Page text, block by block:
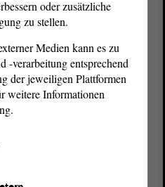
in dem Zeitfenster
werden, also
bspw. in
beginnen.
erstens nicht lange daran
infrage stellen
oder zusätzliche
zu stellen.
Medien kann es zu
-verarbeitung entsprechend
der jeweiligen Plattformen
weitere Informationen